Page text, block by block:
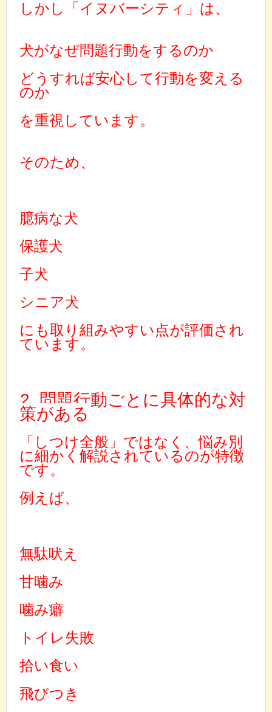
しかし「イヌバーシティ」は、
犬がなぜ問題行動をするのか
どうすれば安心して行動を変える
のか
を重視しています。
そのため、
臆病な犬
保護犬
子犬
シニア犬
にも取り組みやすい点が評価され
ています。
2. 問題行動ごとに具体的な対
策がある
「しつけ全般」ではなく、悩み別
に細かく解説されているのが特徴
です。
例えば、
無駄吠え
甘噛み
噛み癖
トイレ失敗
拾い食い
飛びつき